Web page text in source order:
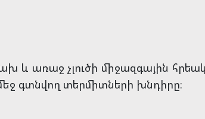
և առաջ չլուծի միջազգային
գտնվող տերմիտների խնդիրը։